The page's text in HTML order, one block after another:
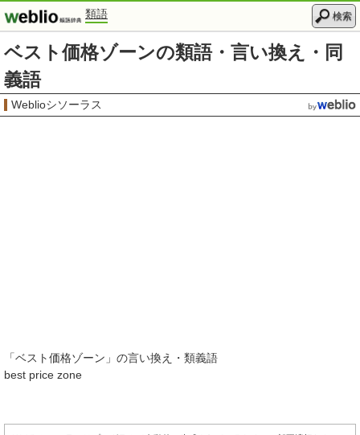
類語 検索
ベスト価格ゾーンの類語・言い換え・同
義語
Weblioシソーラス
「ベスト価格ゾーン 」の言い換え・類義語
best price zone